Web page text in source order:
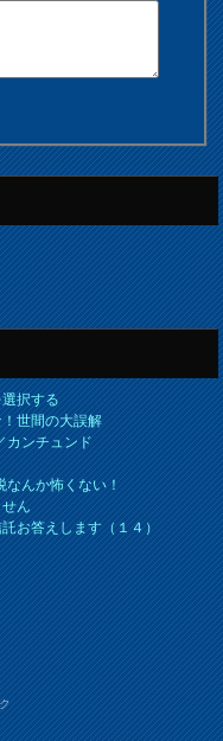
択する
世間の大誤解
カンチュンド
なんか怖くない！
せん
お答えします（１４）